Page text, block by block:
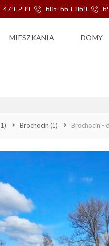
479-239 605-663-869
MIESZKANIA DOMY
Brochocin (1) Brochocin -